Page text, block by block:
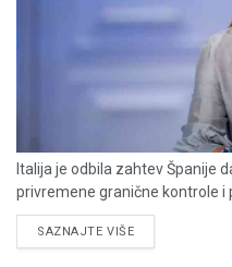
Italija je odbila zahtev Španije
privremene granične kontrole i
SAZNAJTE VIŠEDETAILS